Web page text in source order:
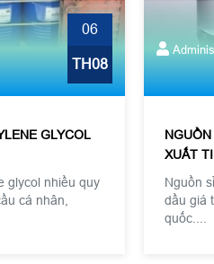
06
TH08
GLYCOL
glycol nhiều quy
cá nhân,
XUẤT
Nguồn
dầu giá
quốc....